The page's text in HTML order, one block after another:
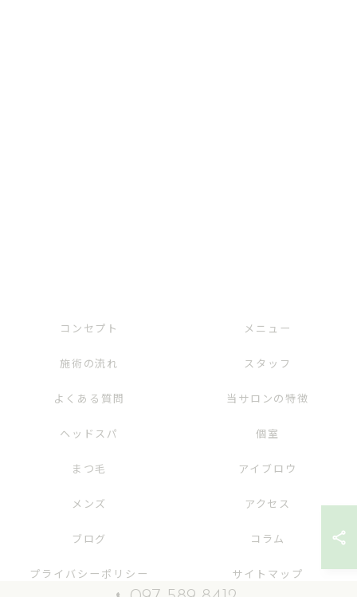
コンセプト メニュー
施術の流れ スタッフ
よくある質問 当サロンの特徴
ヘッドスパ 個室
まつ毛 アイブロウ
メンズ アクセス
ブログ コラム
プライバシーポリシー サイトマップ